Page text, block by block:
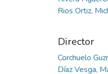
Rios Ortiz,
Director
Corchuelo
Díaz Vesga,